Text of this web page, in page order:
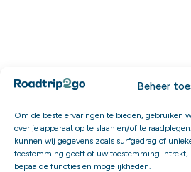
Beheer
Om de beste ervaringen te bieden, gebruiken
over je apparaat op te slaan en/of te
kunnen wij gegevens zoals surfgedrag of
toestemming geeft of uw toestemming
bepaalde functies en mogelijkheden.